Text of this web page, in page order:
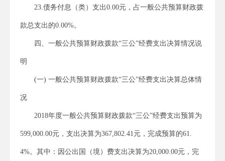
23.债务付息（类）支出0.00元，占一般公共预算财政拨
款总支出的0.00%。
四、一般公共预算财政拨款“三公”经费支出决算情况说
明
(一) 一般公共预算财政拨款“三公”经费支出决算总体情
况
2018年度一般公共预算财政拨款“三公”经费支出预算为
599,000.00元，支出决算为367,802.41元，完成预算的61.
4%。其中：因公出国（境）费支出决算为20,000.00元，完